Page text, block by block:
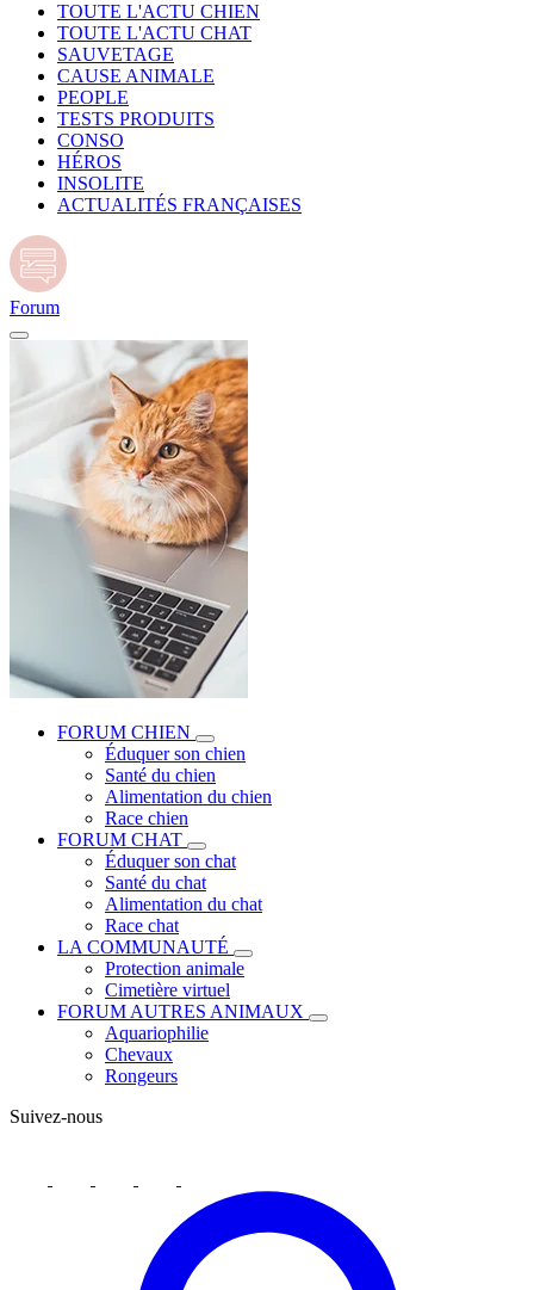
TOUTE L'ACTU CHIEN
TOUTE L'ACTU CHAT
SAUVETAGE
CAUSE ANIMALE
PEOPLE
TESTS PRODUITS
CONSO
HÉROS
INSOLITE
ACTUALITÉS FRANÇAISES
Forum
FORUM CHIEN
Éduquer son chien
Santé du chien
Alimentation du chien
Race chien
FORUM CHAT
Éduquer son chat
Santé du chat
Alimentation du chat
Race chat
LA COMMUNAUTÉ
Protection animale
Cimetière virtuel
FORUM AUTRES ANIMAUX
Aquariophilie
Chevaux
Rongeurs
Suivez-nous